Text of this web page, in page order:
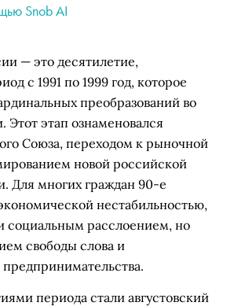
Snob AI
— это десятилетие,
с 1991 по 1999 год, которое
преобразований во
Этот этап ознаменовался
Союза, переходом к рыночной
новой российской
Для многих граждан 90-е
нестабильностью,
социальным расслоением, но
свободы слова и
периода стали августовский